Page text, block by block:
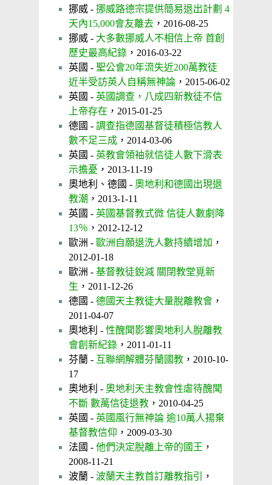
挪威 - 挪威路德宗提供簡易退出計劃 4
天內15,000會友離去 ，2016-08-25
挪威 - 大多數挪威人不相信上帝 首創
歷史最高紀錄 ，2016-03-22
英國 - 聖公會20年流失近200萬教徒
近半受訪英人自稱無神論 ，2015-06-02
英國 - 英國調查，八成四新教徒不信
上帝存在 ，2015-01-25
德國 - 調查指德國基督徒積極信教人
數不足三成 ，2014-03-06
英國 - 英教會領袖就信徒人數下滑表
示擔憂 ，2013-11-19
奧地利、德國 - 奧地利和德國出現退
教潮 ，2013-1-11
英國 - 英國基督教式微 信徒人數劇降
13％ ，2012-12-12
歐洲 - 歐洲自願退洗人數持續增加 ，
2012-01-18
歐洲 - 基督教徒銳減 關閉教堂覓新
生 ，2011-12-26
德國 - 德國天主教徒大量脫離教會 ，
2011-04-07
奧地利 - 性醜聞影響奧地利人脫離教
會創新紀錄 ，2011-01-11
芬蘭 - 互聯網解體芬蘭國教 ，2010-10-
17
奧地利 - 奧地利天主教會性虐待醜聞
不斷 數萬信徒退教 ，2010-04-25
英國 - 英國風行無神論 逾10萬人揚棄
基督教信仰 ，2009-03-30
法國 - 他們決定脫離上帝的國王 ，
2008-11-21
波蘭 - 波蘭天主教首訂離教指引
，